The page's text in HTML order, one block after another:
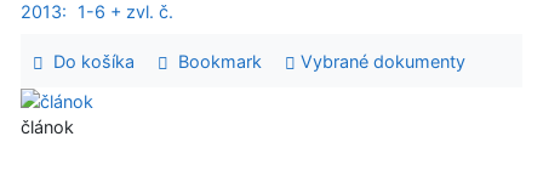
2013:
1-6 + zvl. č.
Do košíka Bookmark Vybrané dokumenty
článok